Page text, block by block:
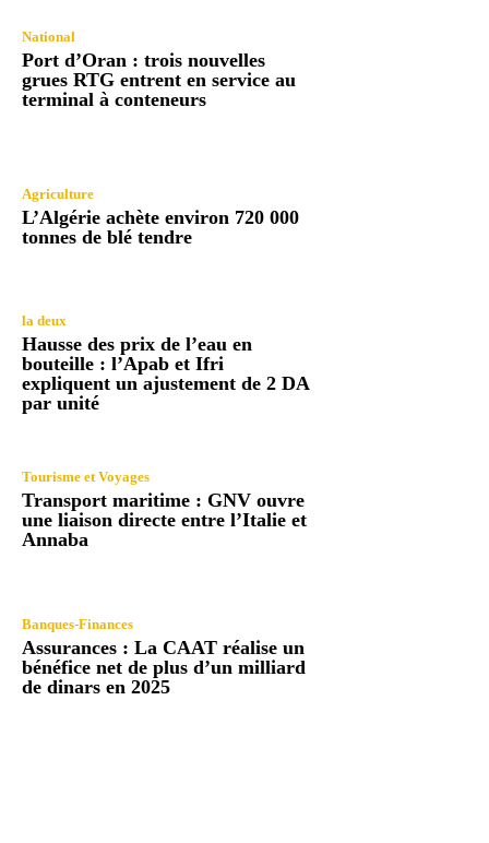
National
Port d’Oran : trois nouvelles
grues RTG entrent en service au
terminal à conteneurs
Agriculture
L’Algérie achète environ 720 000
tonnes de blé tendre
la deux
Hausse des prix de l’eau en
bouteille : l’Apab et Ifri
expliquent un ajustement de 2 DA
par unité
Tourisme et Voyages
Transport maritime : GNV ouvre
une liaison directe entre l’Italie et
Annaba
Banques-Finances
Assurances : La CAAT réalise un
bénéfice net de plus d’un milliard
de dinars en 2025